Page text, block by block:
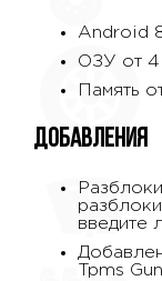
Android
ОЗУ от 4
Память
Добавления
введите
Tpms